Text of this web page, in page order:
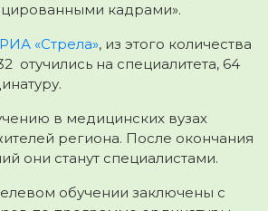
кадрами».
РИА «Стрела», из этого количества
отучились на специалитета, 64
в медицинских вузах
региона. После окончания
они станут специалистами.
обучении заключены с